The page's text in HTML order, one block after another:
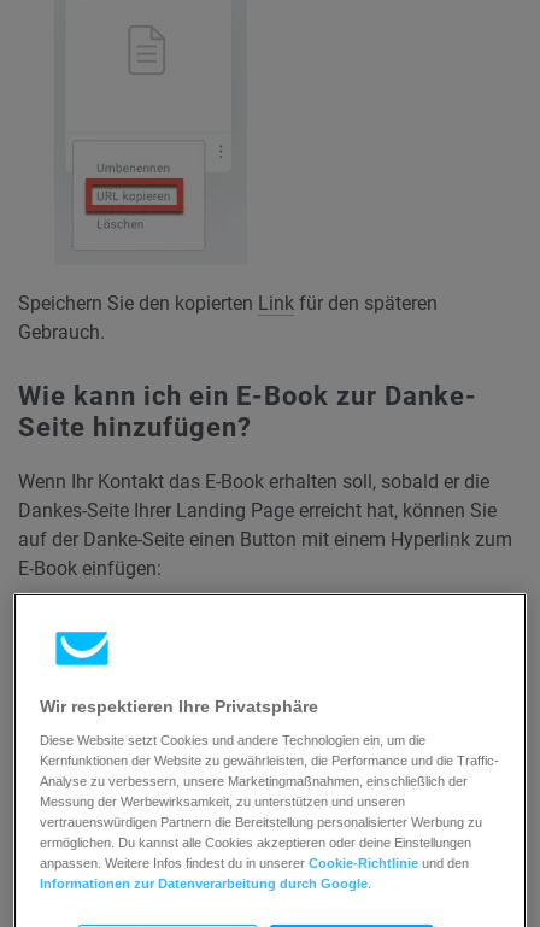
Speichern Sie den kopierten Link für den späteren
Gebrauch.
Wie kann ich ein E-Book zur Danke-
Seite hinzufügen?
Wenn Ihr Kontakt das E-Book erhalten soll, sobald er die
Dankes-Seite Ihrer Landing Page erreicht hat, können Sie
auf der Danke-Seite einen Button mit einem Hyperlink zum
E-Book einfügen:
To start:
Gehen Sie zuTools > Landing pages
Klicken Sie auf den Namen Ihrer Landingpage
und dann auf die SchaltflächeDesign
bearbeiten, um den Editor zu öffnen. Wenn Sie
noch keine Seite haben,erstellen Sie eine.
Wenn Sie mit der Hauptseite fertig sind, klicken
Wir respektieren Ihre Privatsphäre
Diese Website setzt Cookies und andere Technologien ein, um die
Kernfunktionen der Website zu gewährleisten, die Performance und die Traffic-
Analyse zu verbessern, unsere Marketingmaßnahmen, einschließlich der
Messung der Werbewirksamkeit, zu unterstützen und unseren
vertrauenswürdigen Partnern die Bereitstellung personalisierter Werbung zu
ermöglichen. Du kannst alle Cookies akzeptieren oder deine Einstellungen
anpassen. Weitere Infos findest du in unsererCookie-Richtlinie und den
Informationen zur Datenverarbeitung durch Google